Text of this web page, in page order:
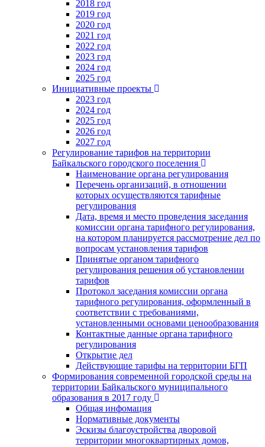
2018 год
2019 год
2020 год
2021 год
2022 год
2023 год
2024 год
2025 год
Инициативные проекты
2023 год
2024 год
2025 год
2026 год
2027 год
Регулирование тарифов на территории
Байкальского городского поселения
Наименование органа регулирования
Перечень организаций, в отношении
которых осуществляются тарифные
регулирования
Дата, время и место проведения заседания
комиссии органа тарифного регулирования,
на котором планируется рассмотрение дел по
вопросам установления тарифов
Принятые органом тарифного
регулирования решения об установлении
тарифов
Протокол заседания комиссии органа
тарифного регулирования, оформленный в
соответствии с требованиями,
установленными основами ценообразования
Контактные данные органа тарифного
регулирования
Открытие дел
Действующие тарифы на территории БГП
Формирования современной городской среды на
территории Байкальского муниципального
образования в 2017 году
Общая инфомация
Нормативные документы
Эскизы благоустройства дворовой
территории многоквартирных домов,